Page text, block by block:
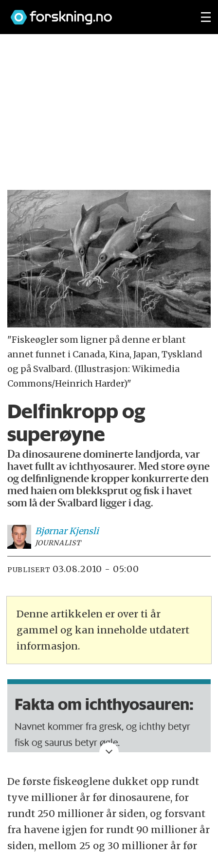
"Fiskeøgler som ligner på denne er blant
annet funnet i Canada, Kina, Japan, Tyskland
og på Svalbard. (Illustrasjon: Wikimedia
Commons/Heinrich Harder)"
Delfinkropp og
superøyne
Da dinosaurene dominerte landjorda, var
havet fullt av ichthyosaurer. Med store øyne
og delfinlignende kropper konkurrerte den
med haien om blekksprut og fisk i havet
som lå der Svalbard ligger i dag.
BjørnarKjensli
JOURNALIST
PUBLISERT 03.08.2010 - 05:00
Denne artikkelen er over ti år
gammel og kan inneholde utdatert
informasjon.
Fakta om ichthyosauren:
Navnet kommer fra gresk, og ichthy betyr
fisk og saurus betyr øgle.
funnet i 1812 av engelske Mary Anning.
Forskere tror fiskeøgla utviklet seg fra
reptiler som levde på land, og at den døde
ut før dinosaurene forsvant.
De første fiskeøglene dukket opp rundt
tyve millioner år før dinosaurene, for
rundt 250 millioner år siden, og forsvant
fra havene igjen for rundt 90 millioner år
siden, mellom 25 og 30 millioner år før